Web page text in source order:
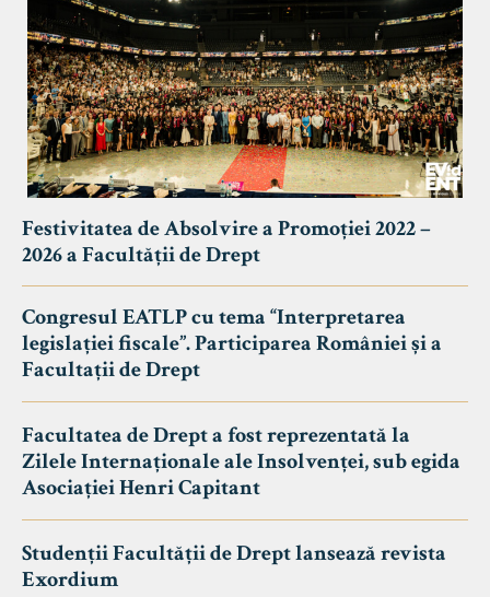
Festivitatea de Absolvire a Promoției 2022 –
2026 a Facultății de Drept
Congresul EATLP cu tema “Interpretarea
legislației fiscale”. Participarea României și a
Facultații de Drept
Facultatea de Drept a fost reprezentată la
Zilele Internaționale ale Insolvenței, sub egida
Asociației Henri Capitant
Studenții Facultății de Drept lansează revista
Exordium